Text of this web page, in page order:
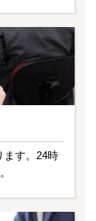
ます。24時